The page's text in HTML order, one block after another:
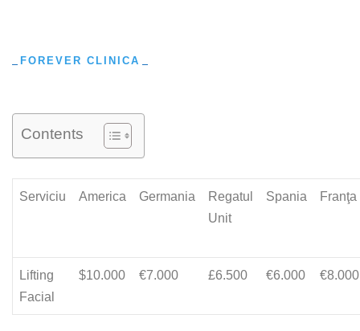
FOREVER CLINICA
Contents
Serviciu America Germania
Regatul
Unit
Spania Franţa
Lifting
Facial
$10.000 €7.000 £6.500 €6.000 €8.000